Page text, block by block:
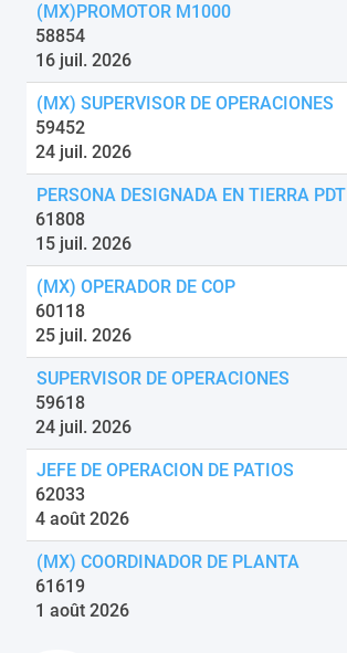
(MX)PROMOTOR M1000
58854
16 juil. 2026
(MX) SUPERVISOR DE OPERACIONES
59452
24 juil. 2026
PERSONA DESIGNADA EN TIERRA PDT
61808
15 juil. 2026
(MX) OPERADOR DE COP
60118
25 juil. 2026
SUPERVISOR DE OPERACIONES
59618
24 juil. 2026
JEFE DE OPERACION DE PATIOS
62033
4 août 2026
(MX) COORDINADOR DE PLANTA
61619
1 août 2026